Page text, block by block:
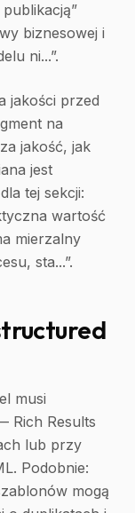
biznesowej i
ni...”.
jakości przed
na
jakość, jak
jest
tej sekcji:
wartość
mierzalny
sta...”.
musi
Rich Results
lub przy
Podobnie:
mogą